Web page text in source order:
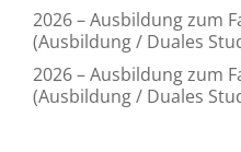
2026 – Ausbildung zum
(Ausbildung / Duales
2026 – Ausbildung zum
(Ausbildung / Duales